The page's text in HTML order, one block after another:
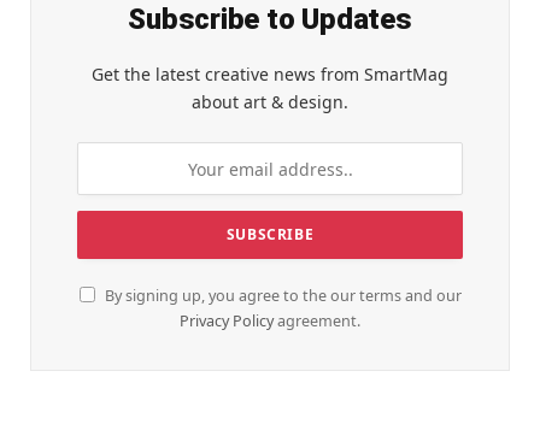
Subscribe to Updates
Get the latest creative news from SmartMag
about art & design.
By signing up, you agree to the our terms and our
Privacy Policyagreement.